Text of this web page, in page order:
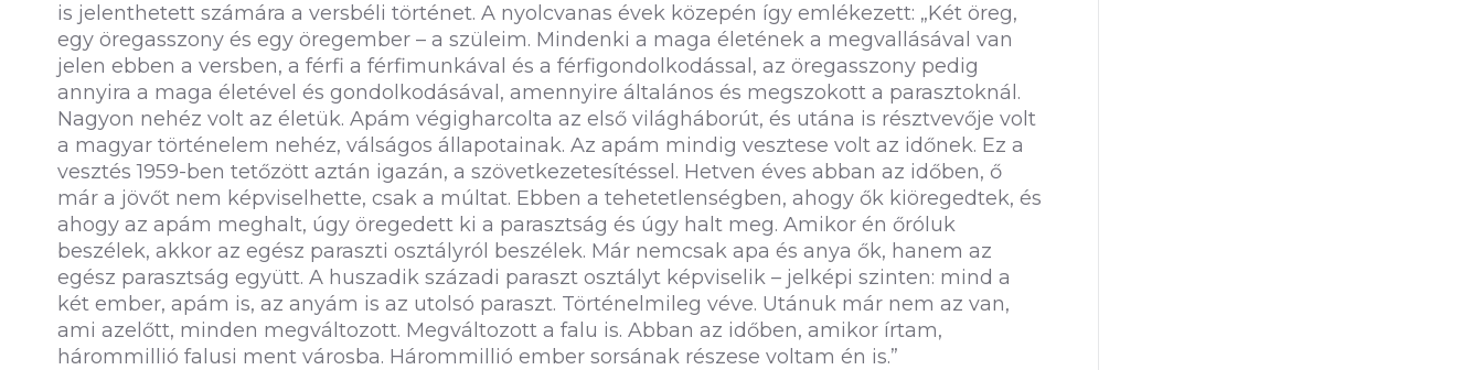
is jelenthetett számára a versbéli történet. A nyolcvanas évek közepén így emlékezett: „Két öreg,
egy öregasszony és egy öregember – a szüleim. Mindenki a maga életének a megvallásával van
jelen ebben a versben, a férfi a férfimunkával és a férfigondolkodással, az öregasszony pedig
annyira a maga életével és gondolkodásával, amennyire általános és megszokott a parasztoknál.
Nagyon nehéz volt az életük. Apám végigharcolta az első világháborút, és utána is résztvevője volt
a magyar történelem nehéz, válságos állapotainak. Az apám mindig vesztese volt az időnek. Ez a
vesztés 1959-ben tetőzött aztán igazán, a szövetkezetesítéssel. Hetven éves abban az időben, ő
már a jövőt nem képviselhette, csak a múltat. Ebben a tehetetlenségben, ahogy ők kiöregedtek, és
ahogy az apám meghalt, úgy öregedett ki a parasztság és úgy halt meg. Amikor én őróluk
beszélek, akkor az egész paraszti osztályról beszélek. Már nemcsak apa és anya ők, hanem az
egész parasztság együtt. A huszadik századi paraszt osztályt képviselik – jelképi szinten: mind a
két ember, apám is, az anyám is az utolsó paraszt. Történelmileg véve. Utánuk már nem az van,
ami azelőtt, minden megváltozott. Megváltozott a falu is. Abban az időben, amikor írtam,
hárommillió falusi ment városba. Hárommillió ember sorsának részese voltam én is.”